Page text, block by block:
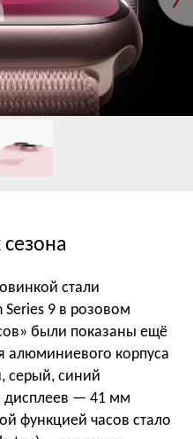
стали
9 в розовом
были показаны ещё
алюминиевого корпуса
серый, синий
дисплеев — 41 мм
функцией часов стало